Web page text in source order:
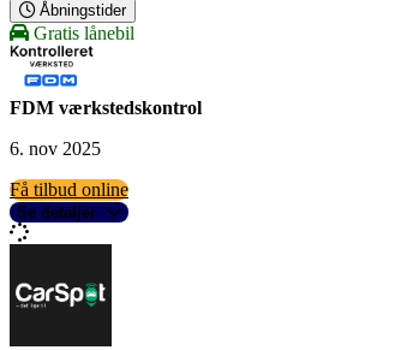
Åbningstider
Gratis lånebil
FDM værkstedskontrol
6. nov 2025
Få tilbud online
Se detaljer